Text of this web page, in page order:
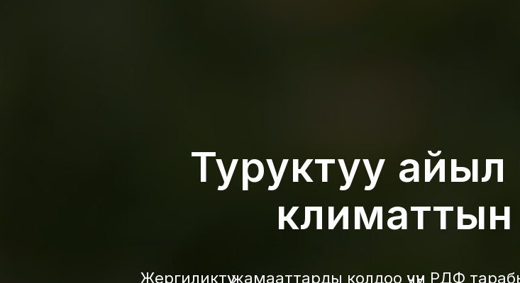
Туруктуу
климаттын
Жергиликтүү жамааттарды колдоо үчүн РДФ